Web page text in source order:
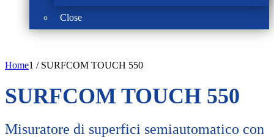
Close
Home1 / SURFCOM TOUCH 550
SURFCOM TOUCH 550
Misuratore di superfici semiautomatico con